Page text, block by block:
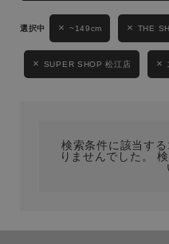
性別
MENS
ブランド
~149cm THE
SUPER SHOP 松江店
検索条件に該当す
りませんでした。